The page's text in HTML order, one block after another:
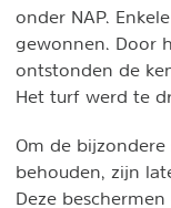
onder NAP.
gewonnen. Door
ontstonden de
Het turf werd te
Om de
behouden, zijn
Deze